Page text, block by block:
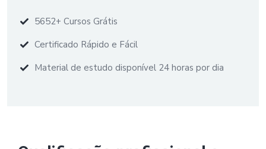
5652+ Cursos Grátis
Certificado Rápido e Fácil
Material de estudo disponível 24 horas por dia